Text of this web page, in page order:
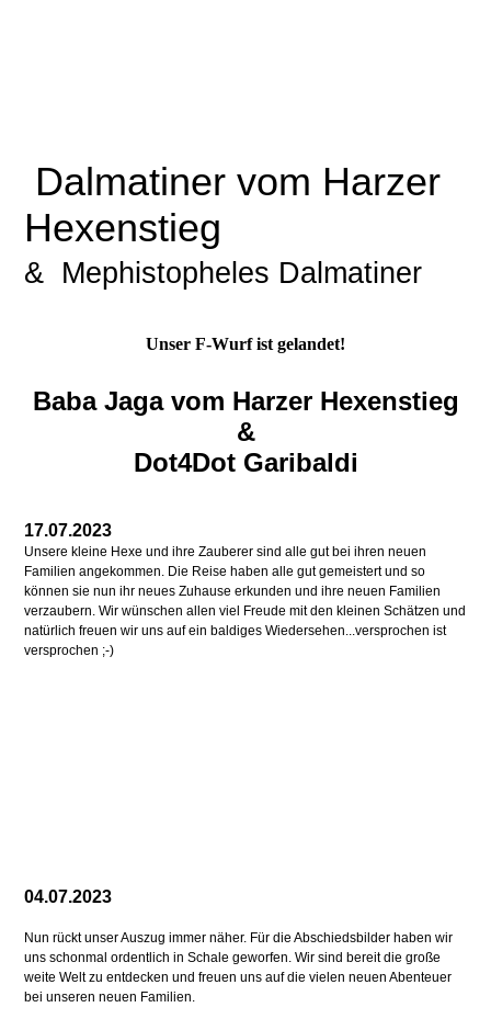
Dalmatiner vom Harzer
Hexenstieg
& Mephistopheles Dalmatiner
Unser F-Wurf ist gelandet!
Baba Jaga vom Harzer Hexenstieg
&
Dot4Dot Garibaldi
17.07.2023
Unsere kleine Hexe und ihre Zauberer sind alle gut bei ihren neuen
Familien angekommen. Die Reise haben alle gut gemeistert und so
können sie nun ihr neues Zuhause erkunden und ihre neuen Familien
verzaubern. Wir wünschen allen viel Freude mit den kleinen Schätzen und
natürlich freuen wir uns auf ein baldiges Wiedersehen...versprochen ist
versprochen ;-)
04.07.2023
Nun rückt unser Auszug immer näher. Für die Abschiedsbilder haben wir
uns schonmal ordentlich in Schale geworfen. Wir sind bereit die große
weite Welt zu entdecken und freuen uns auf die vielen neuen Abenteuer
bei unseren neuen Familien.